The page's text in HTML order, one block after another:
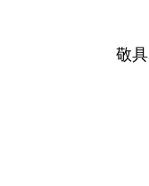
敬具